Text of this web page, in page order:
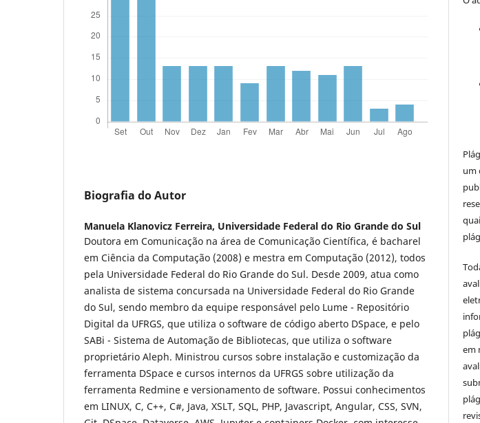
Biografia do Autor
Manuela Klanovicz Ferreira, Universidade Federal do Rio Grande do Sul
Doutora em Comunicação na área de Comunicação Científica, é bacharel
em Ciência da Computação (2008) e mestra em Computação (2012), todos
pela Universidade Federal do Rio Grande do Sul. Desde 2009, atua como
analista de sistema concursada na Universidade Federal do Rio Grande
do Sul, sendo membro da equipe responsável pelo Lume - Repositório
Digital da UFRGS, que utiliza o software de código aberto DSpace, e pelo
SABi - Sistema de Automação de Bibliotecas, que utiliza o software
proprietário Aleph. Ministrou cursos sobre instalação e customização da
ferramenta DSpace e cursos internos da UFRGS sobre utilização da
ferramenta Redmine e versionamento de software. Possui conhecimentos
em LINUX, C, C++, C#, Java, XSLT, SQL, PHP, Javascript, Angular, CSS, SVN,
um
em